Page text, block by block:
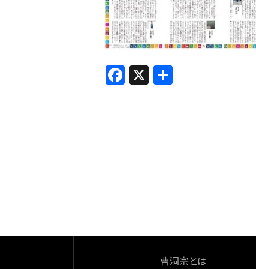
F
a
X
曹洞宗とは